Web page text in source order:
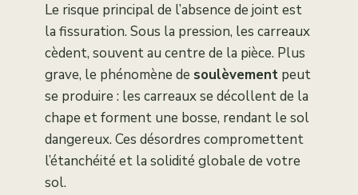
Le risque principal de l’absence de joint est
la fissuration. Sous la pression, les carreaux
cèdent, souvent au centre de la pièce. Plus
grave, le phénomène de soulèvement peut
se produire : les carreaux se décollent de la
chape et forment une bosse, rendant le sol
dangereux. Ces désordres compromettent
l’étanchéité et la solidité globale de votre
sol.